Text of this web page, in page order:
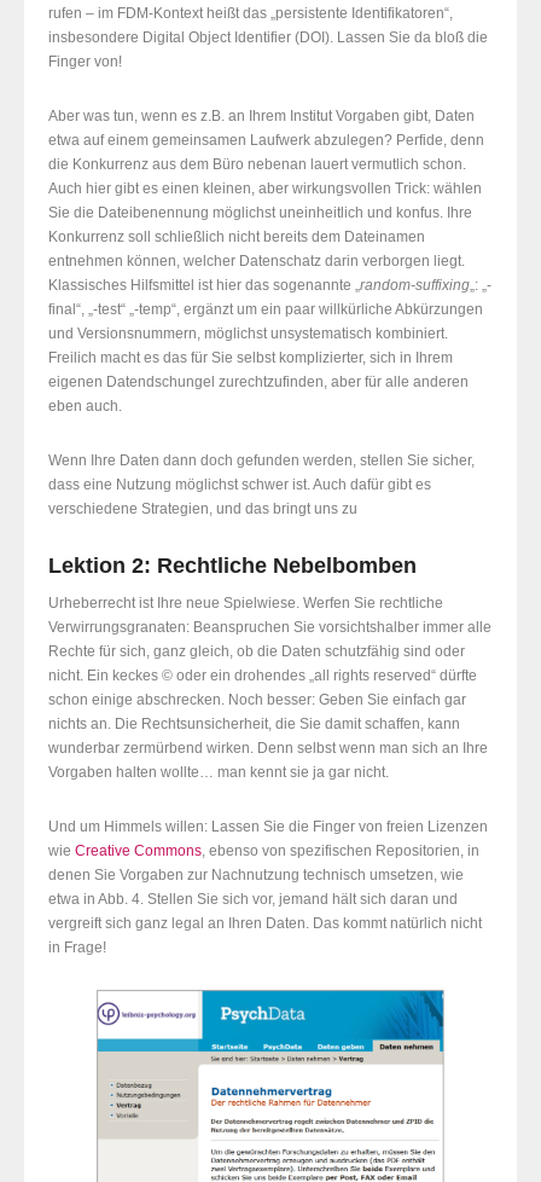
rufen – im FDM-Kontext heißt das „persistente Identifikatoren“,
insbesondere Digital Object Identifier (DOI). Lassen Sie da bloß die
Finger von!
Aber was tun, wenn es z.B. an Ihrem Institut Vorgaben gibt, Daten
etwa auf einem gemeinsamen Laufwerk abzulegen? Perfide, denn
die Konkurrenz aus dem Büro nebenan lauert vermutlich schon.
Auch hier gibt es einen kleinen, aber wirkungsvollen Trick: wählen
Sie die Dateibenennung möglichst uneinheitlich und konfus. Ihre
Konkurrenz soll schließlich nicht bereits dem Dateinamen
entnehmen können, welcher Datenschatz darin verborgen liegt.
Klassisches Hilfsmittel ist hier das sogenannte „random-suffixing„: „-
final“, „-test“ „-temp“, ergänzt um ein paar willkürliche Abkürzungen
und Versionsnummern, möglichst unsystematisch kombiniert.
Freilich macht es das für Sie selbst komplizierter, sich in Ihrem
eigenen Datendschungel zurechtzufinden, aber für alle anderen
eben auch.
Wenn Ihre Daten dann doch gefunden werden, stellen Sie sicher,
dass eine Nutzung möglichst schwer ist. Auch dafür gibt es
verschiedene Strategien, und das bringt uns zu
Lektion 2: Rechtliche Nebelbomben
Urheberrecht ist Ihre neue Spielwiese. Werfen Sie rechtliche
Verwirrungsgranaten: Beanspruchen Sie vorsichtshalber immer alle
Rechte für sich, ganz gleich, ob die Daten schutzfähig sind oder
nicht. Ein keckes © oder ein drohendes „all rights reserved“ dürfte
schon einige abschrecken. Noch besser: Geben Sie einfach gar
nichts an. Die Rechtsunsicherheit, die Sie damit schaffen, kann
wunderbar zermürbend wirken. Denn selbst wenn man sich an Ihre
Vorgaben halten wollte… man kennt sie ja gar nicht.
Und um Himmels willen: Lassen Sie die Finger von freien Lizenzen
wie Creative Commons, ebenso von spezifischen Repositorien, in
denen Sie Vorgaben zur Nachnutzung technisch umsetzen, wie
etwa in Abb. 4. Stellen Sie sich vor, jemand hält sich daran und
vergreift sich ganz legal an Ihren Daten. Das kommt natürlich nicht
in Frage!